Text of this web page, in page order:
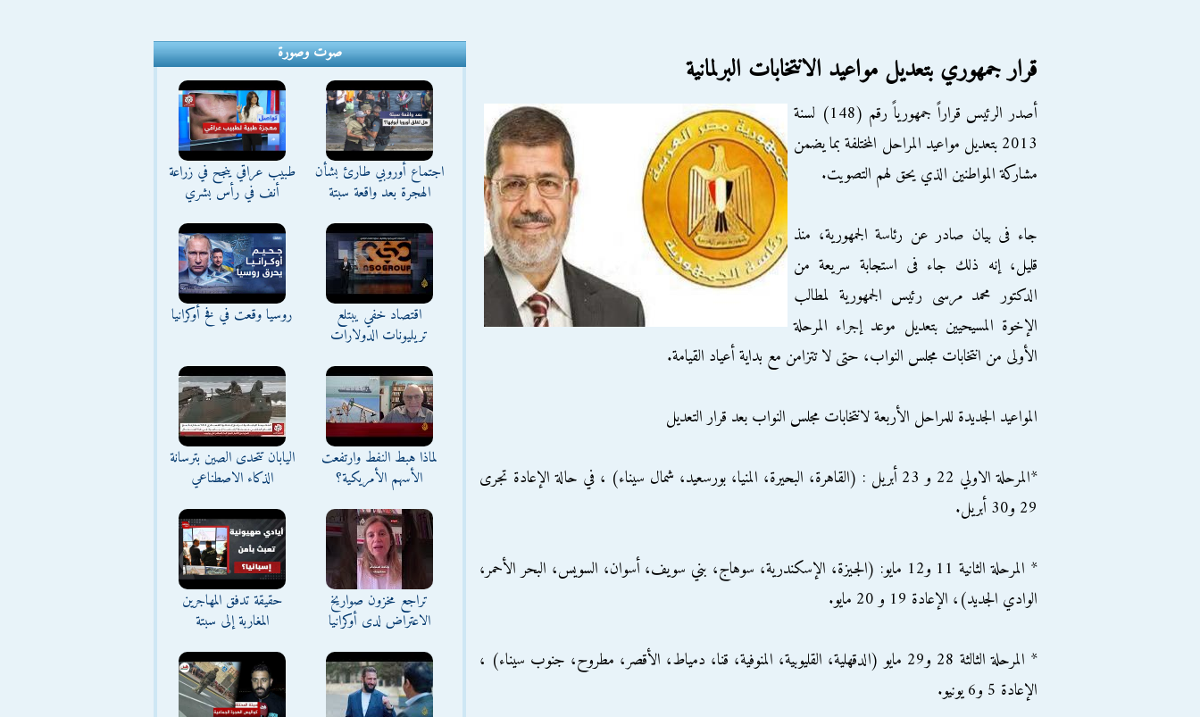
قرار جمهوري بتعديل مواعيد الانتخابات البرلمانية
أصدر الرئيس قراراً جمهورياً رقم (148) لسنة
2013 بتعديل مواعيد المراحل المختلفة بما يضمن
مشاركة المواطنين الذي يحق لهم التصويت.
جاء فى بيان صادر عن رئاسة الجمهورية، منذ
قليل، إنه ذلك جاء فى استجابة سريعة من
الدكتور محمد مرسى رئيس الجمهورية لمطالب
الإخوة المسيحيين بتعديل موعد إجراء المرحلة
الأولى من انتخابات مجلس النواب، حتى لا تتزامن مع بداية أعياد القيامة.
المواعيد الجديدة للمراحل الأربعة لانتخابات مجلس النواب بعد قرار التعديل
*المرحلة الاولي 22 و 23 أبريل : (القاهرة، البحيرة، المنيا، بورسعيد، شمال سيناء) ، في حالة الإعادة تجرى
29 و30 أبريل.
* المرحلة الثانية 11 و12 مايو: (الجيزة، الإسكندرية، سوهاج، بني سويف، أسوان، السويس، البحر الأحمر،
الوادي الجديد)، الإعادة 19 و 20 مايو.
* المرحلة الثالثة 28 و29 مايو (الدقهلية، القليوبية، المنوفية، قنا، دمياط، الأقصر، مطروح، جنوب سيناء) ،
الإعادة 5 و6 يونيو.
صوت وصورة
اجتماع أوروبي طارئ بشأن
الهجرة بعد واقعة سبتة
طبيب عراقي ينجح في زراعة
أنف في رأس بشري
اقتصاد خفي يبتلع
تريليونات الدولارات
روسيا وقعت في فخ أوكرانيا
لماذا هبط النفط وارتفعت
الأسهم الأمريكية؟
اليابان تتحدى الصين بترسانة
الذكاء الاصطناعي
تراجع مخزون صواريخ
الاعتراض لدى أوكرانيا
حقيقة تدفق المهاجرين
المغاربة إلى سبتة